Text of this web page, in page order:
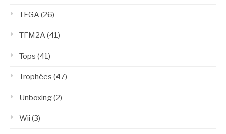
TFGA(26)
TFM2A(41)
Tops (41)
Trophées (47)
Unboxing(2)
Wii (3)